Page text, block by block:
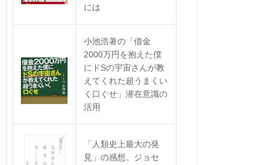
には
小池浩著の「借金
2000万円を抱えた僕
にドSの宇宙さんが教
えてくれた超うまくい
く口ぐせ」潜在意識の
活用
「人類史上最大の発
見」の感想。ジョセ